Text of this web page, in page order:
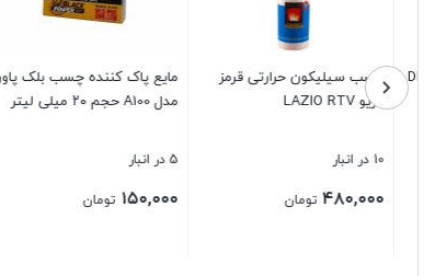
چسب سیلیکون حرارتی قرمز
لازیو LAZIO RTV
۴۸۰,۰۰۰ تومان
مایع پاک کننده چسب بلک پاور
مدل A100 حجم ۲۰ میلی لیتر
۱۵۰,۰۰۰ تومان